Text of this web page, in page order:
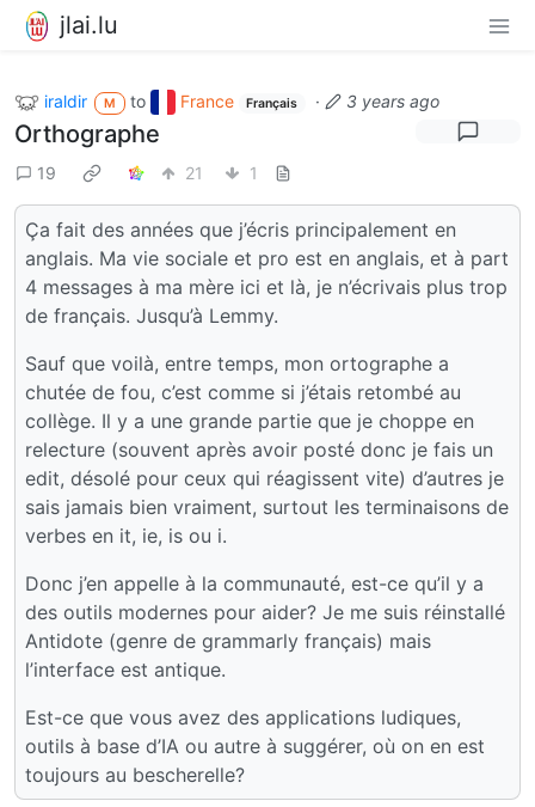
jlai.lu
iraldir M to France Français · 3 years ago
Orthographe
19 21 1
Ça fait des années que j’écris principalement en
anglais. Ma vie sociale et pro est en anglais, et à part
4 messages à ma mère ici et là, je n’écrivais plus trop
de français. Jusqu’à Lemmy.
Sauf que voilà, entre temps, mon ortographe a
chutée de fou, c’est comme si j’étais retombé au
collège. Il y a une grande partie que je choppe en
relecture (souvent après avoir posté donc je fais un
edit, désolé pour ceux qui réagissent vite) d’autres je
sais jamais bien vraiment, surtout les terminaisons de
verbes en it, ie, is ou i.
Donc j’en appelle à la communauté, est-ce qu’il y a
des outils modernes pour aider? Je me suis réinstallé
Antidote (genre de grammarly français) mais
l’interface est antique.
Est-ce que vous avez des applications ludiques,
outils à base d’IA ou autre à suggérer, où on en est
toujours au bescherelle?